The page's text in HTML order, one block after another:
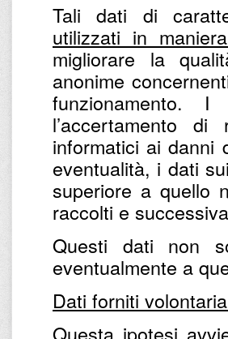
Tali dati di
utilizzati in
migliorare la
anonime
funzionamento.
l’accertamento
informatici ai danni
eventualità, i dati
superiore a quello
raccolti e
Questi dati non
eventualmente a
Dati forniti